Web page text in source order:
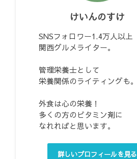
けいんのすけ
SNSフォロワー1.4万人以上
関西グルメライター。
管理栄養士として
栄養関係のライティングも。
外食は心の栄養！
多くの方のビタミン剤に
なれればと思います。
詳しいプロフィールを見る